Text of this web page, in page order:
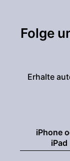
Folge
Erhalte
iPhone
iPad